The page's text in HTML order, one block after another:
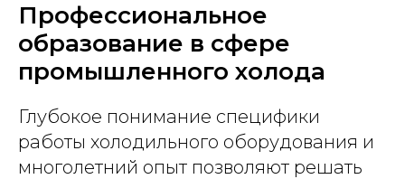
Профессиональное
образование в сфере
промышленного холода
Глубокое понимание специфики
работы холодильного оборудования и
многолетний опыт позволяют решать